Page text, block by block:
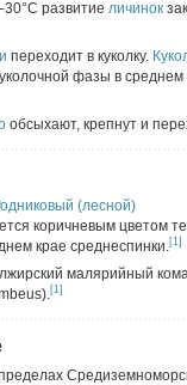
развитие личинок
переходит в куколку.
фазы в
обсыхают, крепнут и
(лесной)
коричневым цветом
крае среднеспинки.[1]
малярийный
[1]